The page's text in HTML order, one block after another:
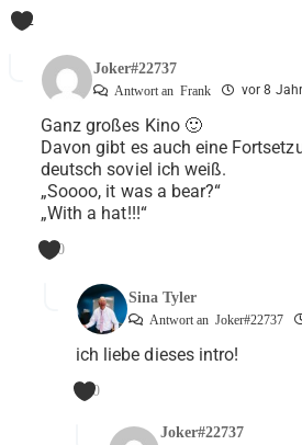
2
Joker#22737
Antwort an Frank vor 8
Ganz großes Kino 🙂
Davon gibt es auch eine
deutsch soviel ich weiß.
„Soooo, it was a bear?“
„With a hat!!!“
0
Sina Tyler
Antwort an Joker#22737
ich liebe dieses intro!
0
Joker#22737